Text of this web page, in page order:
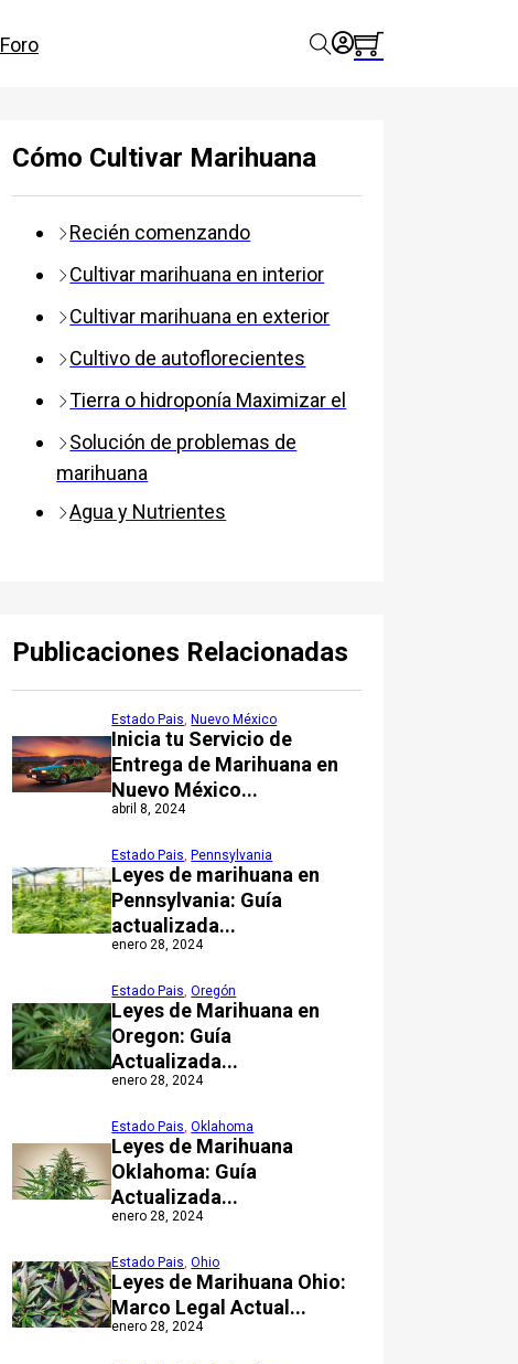
Foro
Cómo Cultivar Marihuana
Recién comenzando
Cultivar marihuana en interior
Cultivar marihuana en exterior
Cultivo de autoflorecientes
Tierra o hidroponía Maximizar el
Solución de problemas de
marihuana
Agua y Nutrientes
Publicaciones Relacionadas
Inicia tu Servicio de
Entrega de Marihuana en
Nuevo México...
Estado Pais, Nuevo México
abril 8, 2024
Leyes de marihuana en
Pennsylvania: Guía
actualizada...
Estado Pais, Pennsylvania
enero 28, 2024
Leyes de Marihuana en
Oregon: Guía
Actualizada...
Estado Pais,Oregón
enero 28, 2024
Leyes de Marihuana
Oklahoma: Guía
Actualizada...
Estado Pais,Oklahoma
enero 28, 2024
Leyes de Marihuana Ohio:
Marco Legal Actual...
Estado Pais,Ohio
enero 28, 2024